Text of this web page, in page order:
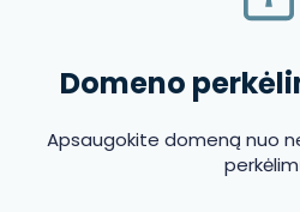
Domeno
Apsaugokite domeną nuo